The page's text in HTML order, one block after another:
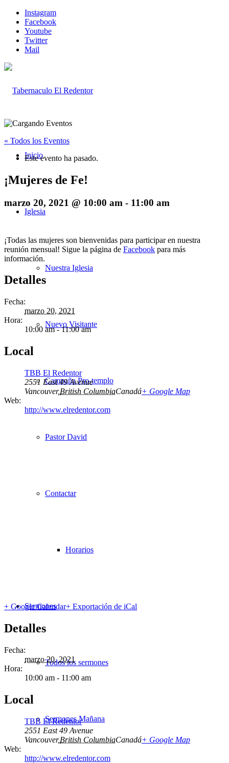
Instagram
Facebook
Youtube
Twitter
Mail
Inicio
Iglesia
Nuestra Iglesia
Nuevo Visitante
Campaña Pro-templo
Pastor David
Contactar
Horarios
Sermones
Todos los sermones
Sermones Mañana
« Todos los Eventos
Este evento ha pasado.
¡Mujeres de Fe!
marzo 20, 2021 @ 10:00 am - 11:00 am
¡Todas las mujeres son bienvenidas para participar en nuestra
reunión mensual! Sigue la página de Facebook para más
información.
Detalles
Fecha:
marzo 20, 2021
Hora:
10:00 am - 11:00 am
Local
TBB El Redentor
2551 East 49 Avenue
Vancouver,British ColumbiaCanadá+ Google Map
Web:
http://www.elredentor.com
+ Google Calendar+ Exportación de iCal
Detalles
Fecha:
marzo 20, 2021
Hora:
10:00 am - 11:00 am
Local
TBB El Redentor
2551 East 49 Avenue
Vancouver,British ColumbiaCanadá+ Google Map
Web:
http://www.elredentor.com